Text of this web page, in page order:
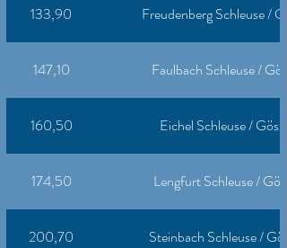
133,90 Freudenberg Schleuse /
147,10 Faulbach Schleuse /
160,50 Eichel Schleuse /
174,50 Lengfurt Schleuse /
200,70 Steinbach Schleuse /